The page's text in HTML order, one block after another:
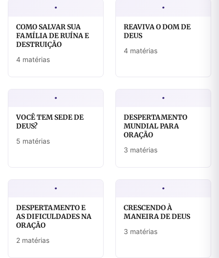
·
COMO SALVAR SUA
FAMÍLIA DE RUÍNA E
DESTRUIÇÃO
4 matérias
·
REAVIVA O DOM DE
DEUS
4 matérias
·
VOCÊ TEM SEDE DE
DEUS?
5 matérias
·
DESPERTAMENTO
MUNDIAL PARA
ORAÇÃO
3 matérias
·
DESPERTAMENTO E
AS DIFICULDADES NA
ORAÇÃO
2 matérias
·
CRESCENDO À
MANEIRA DE DEUS
3 matérias